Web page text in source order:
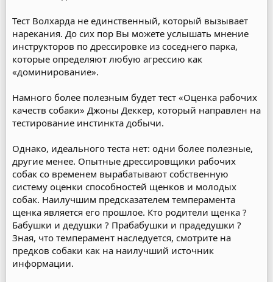
Тест Волхарда не единственный, который вызывает
нарекания. До сих пор Вы можете услышать мнение
инструкторов по дрессировке из соседнего парка,
которые определяют любую агрессию как
«доминирование».
Намного более полезным будет тест «Оценка рабочих
качеств собаки» Джоны Деккер, который направлен на
тестирование инстинкта добычи.
Однако, идеального теста нет: одни более полезные,
другие менее. Опытные дрессировщики рабочих
собак со временем вырабатывают собственную
систему оценки способностей щенков и молодых
собак. Наилучшим предсказателем темперамента
щенка является его прошлое. Кто родители щенка ?
Бабушки и дедушки ? Прабабушки и прадедушки ?
Зная, что темперамент наследуется, смотрите на
предков собаки как на наилучший источник
информации.